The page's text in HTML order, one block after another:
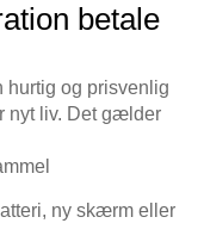
betale
hurtig og prisvenlig
nyt liv. Det gælder
ny skærm eller